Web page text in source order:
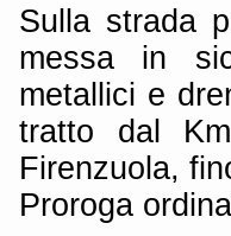
Sulla strada
messa in
metallici e
tratto dal
Firenzuola,
Proroga